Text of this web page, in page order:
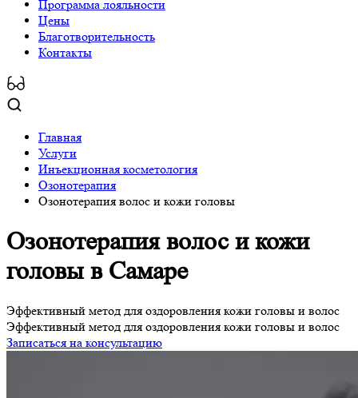
Программa лояльности
Цены
Благотворительность
Контакты
Главная
Услуги
Инъекционная косметология
Озонотерапия
Озонотерапия волос и кожи головы
Озонотерапия волос и кожи
головыв Самаре
Эффективный метод для оздоровления кожи головы и волос
Эффективный метод для оздоровления кожи головы и волос
Записаться на консультацию